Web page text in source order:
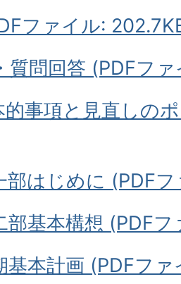
ファイル:
質問回答 (PDFフ
的事項と見直しの
部はじめに (PDF
部基本構想 (PDFフ
基本計画 (PDFフ